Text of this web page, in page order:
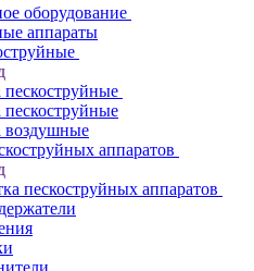
оборудование
аппараты
пескоструйные
пескоструйные
воздушные
аппаратов
пескоструйных аппаратов